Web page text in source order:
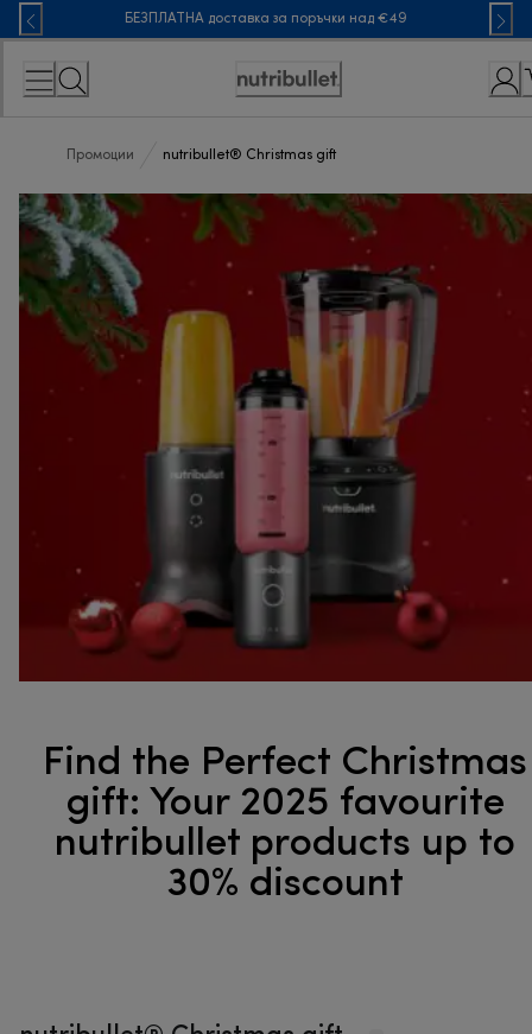
Skip
to
Content
БЕЗПЛАТНА доставка за поръчки над €49
Accessibility
Промоции nutribullet® Christmas gift
Find the Perfect Christmas
gift: Your 2025 favourite
nutribullet products up to
30% discount